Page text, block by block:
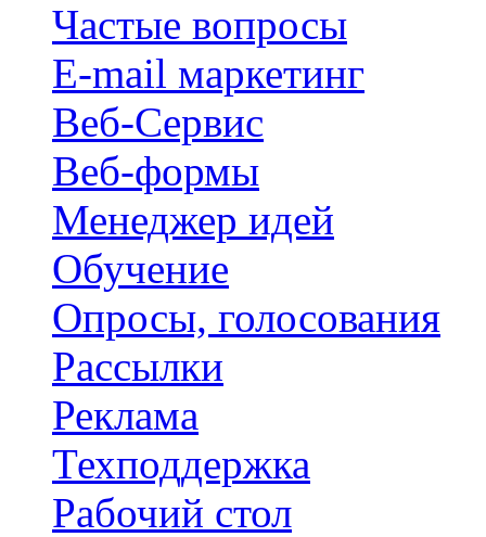
Частые вопросы
E-mail маркетинг
Веб-Сервис
Веб-формы
Менеджер идей
Обучение
Опросы, голосования
Рассылки
Реклама
Техподдержка
Рабочий стол